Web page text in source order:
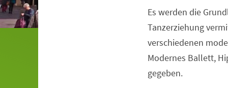
Es werden die
Tanzerziehung
verschiedenen
Modernes Ballett,
gegeben.